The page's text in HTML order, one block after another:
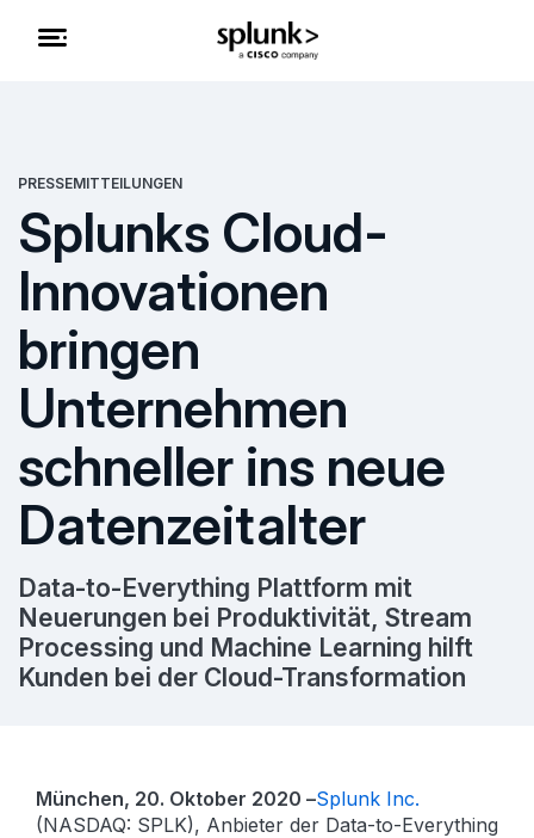
PRESSEMITTEILUNGEN
Splunks Cloud-
Innovationen
bringen
Unternehmen
schneller ins neue
Datenzeitalter
Data-to-Everything Plattform mit
Neuerungen bei Produktivität, Stream
Processing und Machine Learning hilft
Kunden bei der Cloud-Transformation
München, 20. Oktober 2020 –Splunk Inc.
(NASDAQ: SPLK), Anbieter der Data-to-Everything